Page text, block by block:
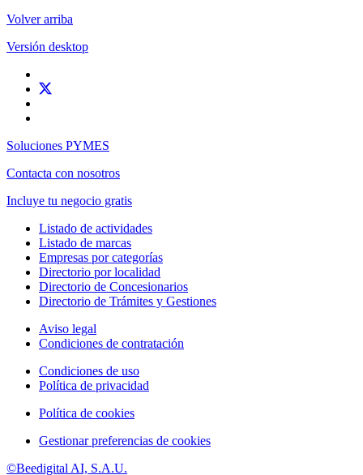
Volver arriba
Versión desktop
Soluciones PYMES
Contacta con nosotros
Incluye tu negocio gratis
Listado de actividades
Listado de marcas
Empresas por categorías
Directorio por localidad
Directorio de Concesionarios
Directorio de Trámites y Gestiones
Aviso legal
Condiciones de contratación
Condiciones de uso
Política de privacidad
Política de cookies
Gestionar preferencias de cookies
©Beedigital AI, S.A.U.